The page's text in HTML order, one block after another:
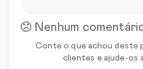
Nenhum
Conte o que achou
clientes e ajude-os